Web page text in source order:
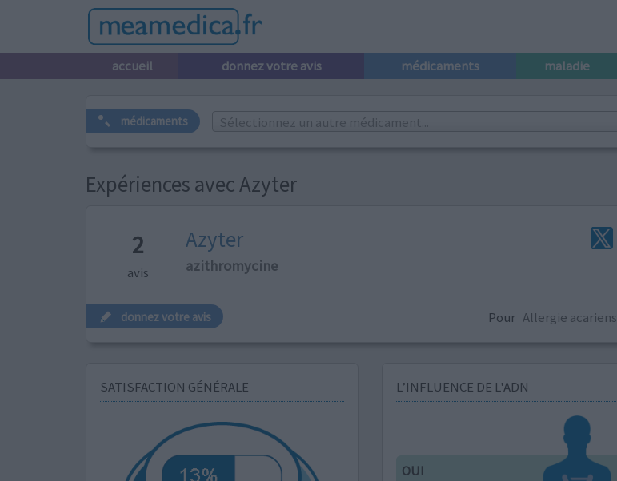
accueil donnez votre avis médicaments maladie
médicaments Sélectionnez un autre médicament...
Expériences avec Azyter
2
avis
Azyter
azithromycine
donnez votre avis Pour Allergie acariens
SATISFACTION GÉNÉRALE L’INFLUENCE DE L'ADN
OUI